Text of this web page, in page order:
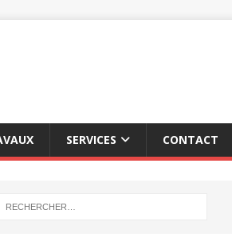
SERVICES CONTACT